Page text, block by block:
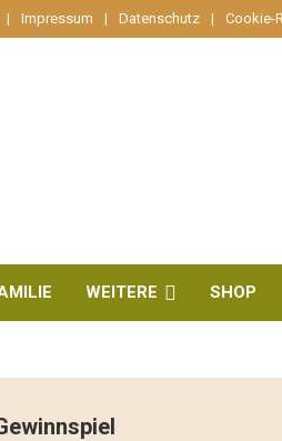
Impressum Datenschutz Cookie-
WEITERE SHOP